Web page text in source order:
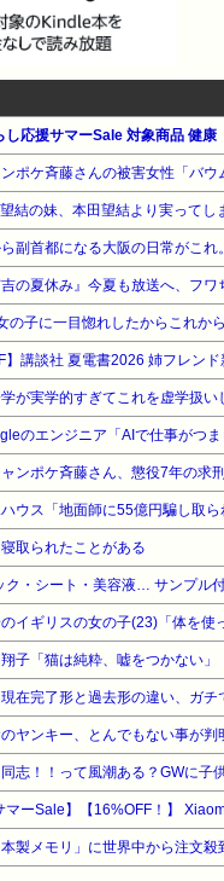
し応援サマーSale 対象商品 健康
望結の妹、本田望結より実ってし
ら副首都になる大阪の日常がこ
吉の夏休み』今夏も放送へ、フ
の子に一目惚れしたからこれか
】講談社 夏電書2026 姉フレン
が実学的すぎてこれを虚学扱い
のエンジニア「AIで仕事がつま
ャンポケ斉藤さん、懲役7年の求
ハウス「地面師に55億円騙し取
取られたことがある
ク・シート・美容液… サンプル
のイギリスの女の子(23)「体を
翔子「猫は純粋、嘘をつかない」
在完了形と過去形の違い、ガチ
志！！って風潮ある？GWに子
本製メモリ」に世界中から注文